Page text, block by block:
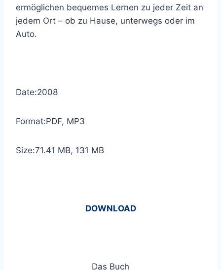
ermöglichen bequemes Lernen zu jeder Zeit an
jedem Ort – ob zu Hause, unterwegs oder im
Auto.
Date:2008
Format:PDF, MP3
Size:71.41 MB, 131 МB
DOWNLOAD
Das Buch